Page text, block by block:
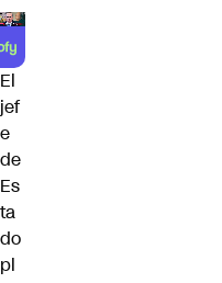
El
jef
e
de
Es
ta
do
pl